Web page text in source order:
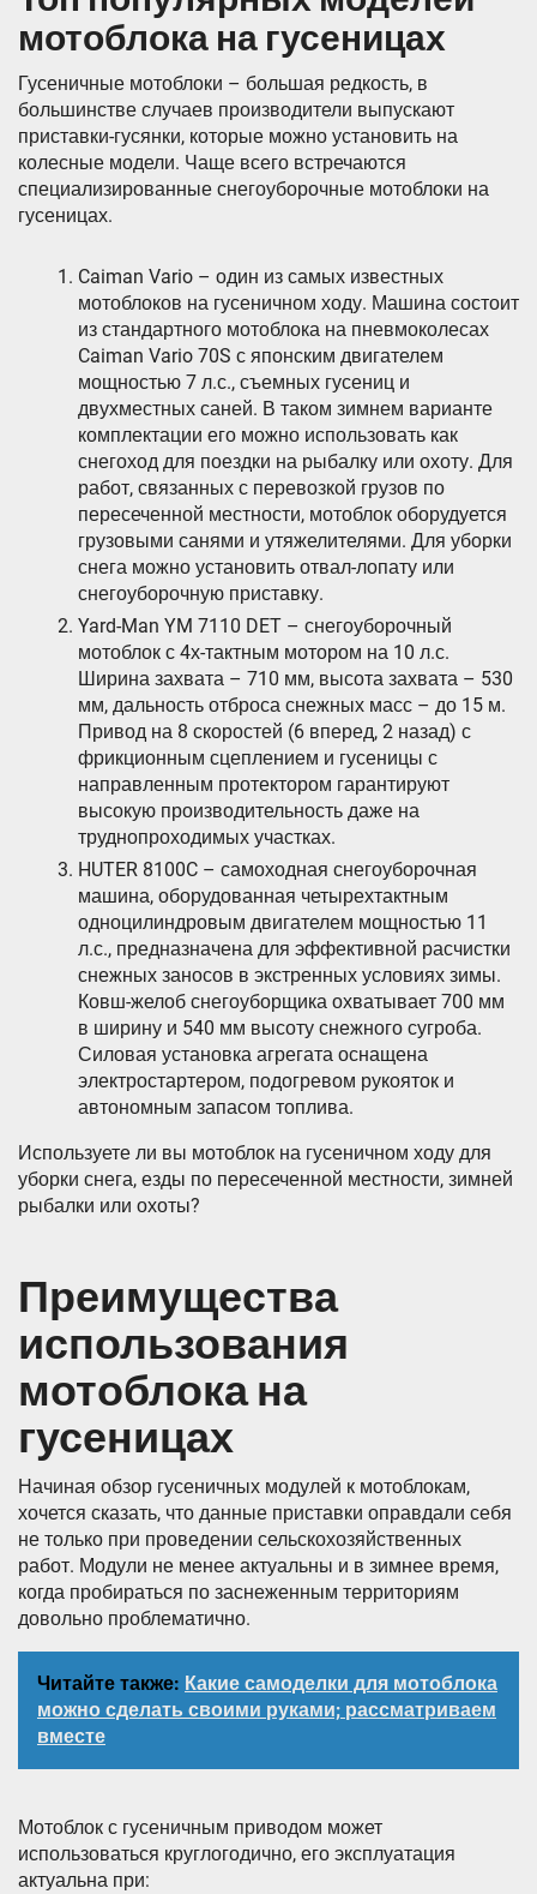
мотоблока на гусеницах
Гусеничные мотоблоки – большая редкость, в
большинстве случаев производители выпускают
приставки-гусянки, которые можно установить на
колесные модели. Чаще всего встречаются
специализированные снегоуборочные мотоблоки на
гусеницах.
Caiman Vario – один из самых известных
мотоблоков на гусеничном ходу. Машина состоит
из стандартного мотоблока на пневмоколесах
Caiman Vario 70S с японским двигателем
мощностью 7 л.с., съемных гусениц и
двухместных саней. В таком зимнем варианте
комплектации его можно использовать как
снегоход для поездки на рыбалку или охоту. Для
работ, связанных с перевозкой грузов по
пересеченной местности, мотоблок оборудуется
грузовыми санями и утяжелителями. Для уборки
снега можно установить отвал-лопату или
снегоуборочную приставку.
Yard-Man YM 7110 DET – снегоуборочный
мотоблок с 4х-тактным мотором на 10 л.с.
Ширина захвата ­– 710 мм, высота захвата – 530
мм, дальность отброса снежных масс – до 15 м.
Привод на 8 скоростей (6 вперед, 2 назад) с
фрикционным сцеплением и гусеницы с
направленным протектором гарантируют
высокую производительность даже на
труднопроходимых участках.
HUTER 8100C – самоходная снегоуборочная
машина, оборудованная четырехтактным
одноцилиндровым двигателем мощностью 11
л.с., предназначена для эффективной расчистки
снежных заносов в экстренных условиях зимы.
Ковш-желоб снегоуборщика охватывает 700 мм
в ширину и 540 мм высоту снежного сугроба.
Силовая установка агрегата оснащена
электростартером, подогревом рукояток и
автономным запасом топлива.
Используете ли вы мотоблок на гусеничном ходу для
уборки снега, езды по пересеченной местности, зимней
рыбалки или охоты?
Преимущества
использования
мотоблока на
гусеницах
Начиная обзор гусеничных модулей к мотоблокам,
хочется сказать, что данные приставки оправдали себя
не только при проведении сельскохозяйственных
работ. Модули не менее актуальны и в зимнее время,
когда пробираться по заснеженным территориям
довольно проблематично.
Читайте также: Какие самоделки для мотоблока
можно сделать своими руками; рассматриваем
вместе
Мотоблок с гусеничным приводом может
использоваться круглогодично, его эксплуатация
актуальна при: